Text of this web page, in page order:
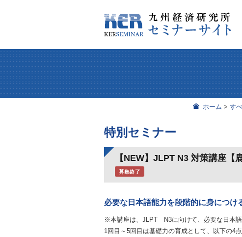
ホーム > す
特別セミナー
【NEW】JLPT N3 対策講座【
募集終了
必要な日本語能力を段階的に身につけ
※本講座は、JLPT N3に向けて、必要な日本語
1回目～5回目は基礎力の育成として、以下の4点